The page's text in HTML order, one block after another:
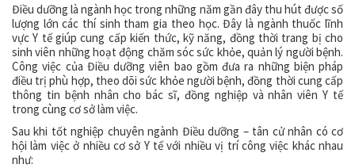
Điều dưỡng là ngành học trong những năm gần đây thu hút được số
lượng lớn các thí sinh tham gia theo học. Đây là ngành thuốc lĩnh
vực Y tế giúp cung cấp kiến thức, kỹ năng, đồng thời trang bị cho
sinh viên những hoạt động chăm sóc sức khỏe, quản lý người bệnh.
Công việc của Điều dưỡng viên bao gồm đưa ra những biện pháp
điều trị phù hợp, theo dõi sức khỏe người bệnh, đồng thời cung cấp
thông tin bệnh nhân cho bác sĩ, đồng nghiệp và nhân viên Y tế
trong cùng cơ sở làm việc.
Sau khi tốt nghiệp chuyên ngành Điều dưỡng – tân cử nhân có cơ
hội làm việc ở nhiều cơ sở Y tế với nhiều vị trí công việc khác nhau
như: